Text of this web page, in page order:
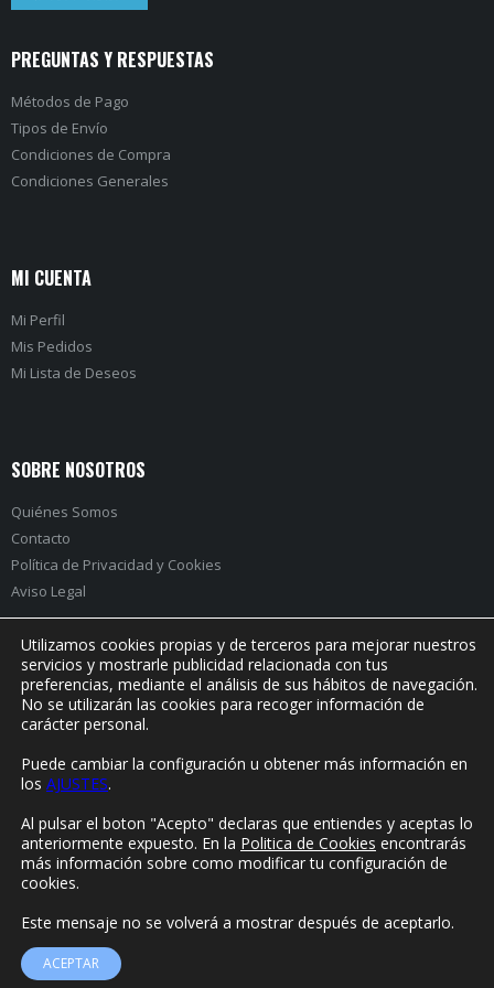
PREGUNTAS Y RESPUESTAS
Métodos de Pago
Tipos de Envío
Condiciones de Compra
Condiciones Generales
MI CUENTA
Mi Perfil
Mis Pedidos
Mi Lista de Deseos
SOBRE NOSOTROS
Quiénes Somos
Contacto
Política de Privacidad y Cookies
Aviso Legal
PRÓXIMO EVENTO:
© Yorokonde 2020. Todos los derechos reservados.
Utilizamos cookies propias y de terceros para mejorar nuestros
servicios y mostrarle publicidad relacionada con tus
preferencias, mediante el análisis de sus hábitos de navegación.
No se utilizarán las cookies para recoger información de
carácter personal.
Puede cambiar la configuración u obtener más información en
los AJUSTES.
Al pulsar el boton "Acepto" declaras que entiendes y aceptas lo
anteriormente expuesto. En la Politica de Cookies encontrarás
más información sobre como modificar tu configuración de
cookies.
Este mensaje no se volverá a mostrar después de aceptarlo.
ACEPTAR